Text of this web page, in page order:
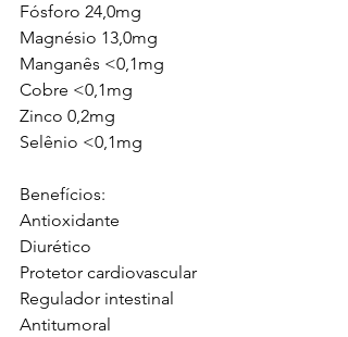
Fósforo 24,0mg
Magnésio 13,0mg
Manganês <0,1mg
Cobre <0,1mg
Zinco 0,2mg
Selênio <0,1mg
Benefícios:
Antioxidante
Diurético
Protetor cardiovascular
Regulador intestinal
Antitumoral